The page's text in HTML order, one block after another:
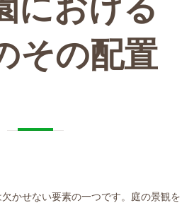
における
その配置
かせない要素の一つです。庭の景観を